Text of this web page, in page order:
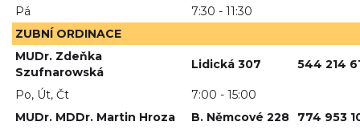
Pá
7:30 - 11:30
ZUBNÍ ORDINACE
MUDr. Zdeňka
Szufnarowská
Lidická 307 544 214
Po, Út, Čt
7:00 - 15:00
MUDr. MDDr. Martin Hroza
B. Němcové 228 774 953